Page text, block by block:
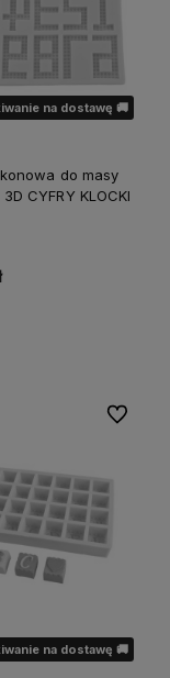
na dostawę 🚚
do masy
CYFRY KLOCKI
na dostawę 🚚
Do